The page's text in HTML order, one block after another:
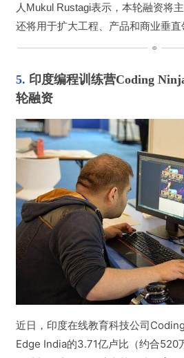
人Mukul Rustagi表示，本轮融资将
还将用于扩大工程、产品和商业垂直
5. 印度编程训练营Coding
轮融资
近日，印度在线教育科技公司
Edge India的3.71亿卢比（约合520